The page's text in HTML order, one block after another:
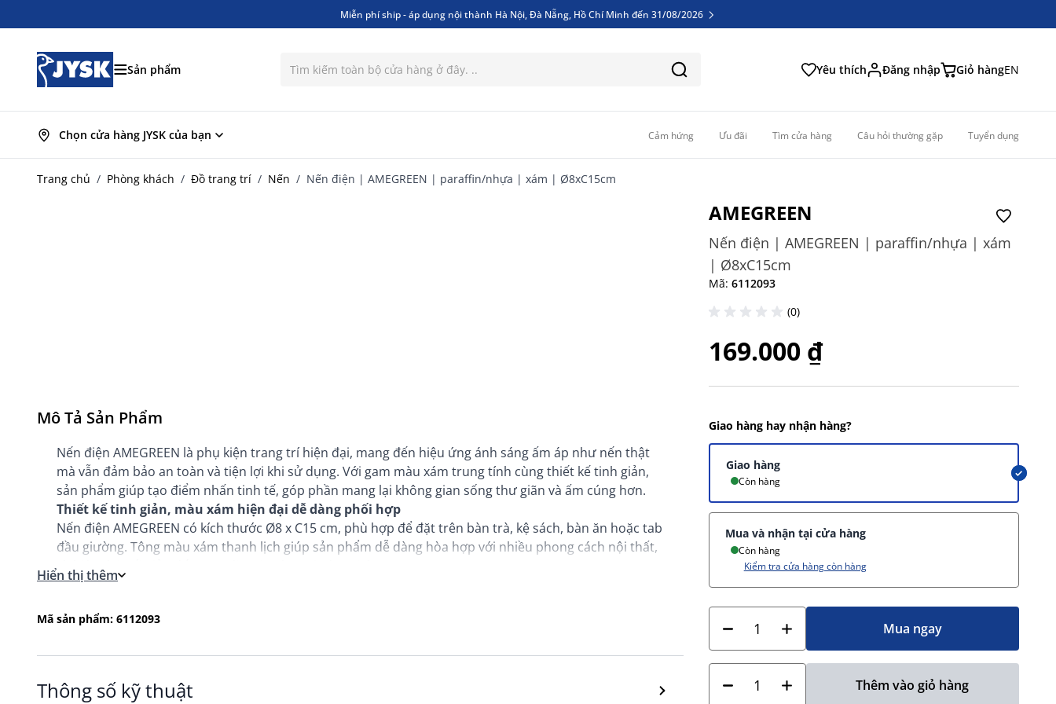
Miễn phí ship - áp dụng nội thành Hà Nội, Đà Nẵng, Hồ Chí Minh đến 31/08/2026
Sản phẩm Yêu thích Đăng nhập Giỏ hàngEN
Chọn cửa hàng JYSK của bạn Cảm hứng Ưu đãi Tìm cửa hàng Câu hỏi thường gặp Tuyển dụng
Trang chủ / Phòng khách / Đồ trang trí / Nến / Nến điện | AMEGREEN | paraffin/nhựa | xám | Ø8xC15cm
AMEGREEN
Nến điện | AMEGREEN | paraffin/nhựa | xám
| Ø8xC15cm
Mã: 6112093
(0)
169.000 ₫
Giao hàng hay nhận hàng?
Giao hàng
Còn hàng
Mua và nhận tại cửa hàng
Còn hàng
Kiểm tra cửa hàng còn hàng
Mua ngay
Thêm vào giỏ hàng
Mô Tả Sản Phẩm
Nến điện AMEGREEN là phụ kiện trang trí hiện đại, mang đến hiệu ứng ánh sáng ấm áp như nến thật
mà vẫn đảm bảo an toàn và tiện lợi khi sử dụng. Với gam màu xám trung tính cùng thiết kế tinh giản,
sản phẩm giúp tạo điểm nhấn tinh tế, góp phần mang lại không gian sống thư giãn và ấm cúng hơn.
Thiết kế tinh giản, màu xám hiện đại dễ dàng phối hợp
Nến điện AMEGREEN có kích thước Ø8 x C15 cm, phù hợp để đặt trên bàn trà, kệ sách, bàn ăn hoặc tab
đầu giường. Tông màu xám thanh lịch giúp sản phẩm dễ dàng hòa hợp với nhiều phong cách nội thất,
Ưu điểm nổi bật của thiết kế:
Màu xám trung tính, dễ dàng phối hợp với nhiều không gian
Có thể sử dụng riêng lẻ hoặc kết hợp nhiều nến để tăng hiệu ứng decor
Hiển thị thêm
Mã sản phẩm: 6112093
Thông số kỹ thuật